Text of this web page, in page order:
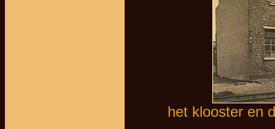
het klooster en